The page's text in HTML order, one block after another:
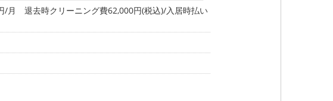
月 退去時クリーニング費62,000円(税込)/入居時払い